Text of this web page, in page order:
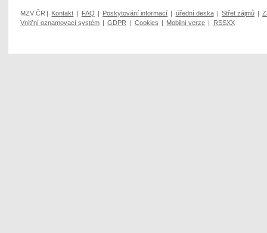
MZV ČR | Kontakt | FAQ | Poskytování informací | úřední deska | Střet zájmů |
Vnitřní oznamovací systém | GDPR | Cookies | Mobilní verze | RSSXX